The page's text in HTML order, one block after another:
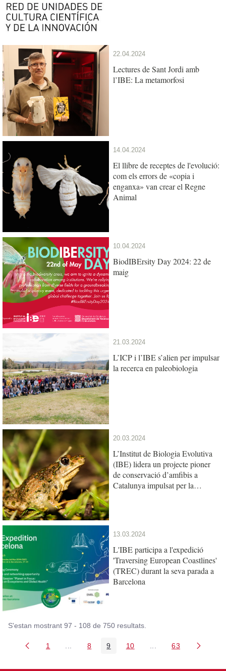
22.04.2024
Lectures de Sant Jordi amb
l’IBE: La metamorfosi
14.04.2024
El llibre de receptes de l'evolució:
com els errors de «copia i
enganxa» van crear el Regne
Animal
10.04.2024
BiodIBErsity Day 2024: 22 de
maig
21.03.2024
L’ICP i l’IBE s’alien per impulsar
la recerca en paleobiologia
20.03.2024
L’Institut de Biologia Evolutiva
(IBE) lidera un projecte pioner
de conservació d’amfibis a
Catalunya impulsat per la
13.03.2024
L'IBE participa a l'expedició
'Traversing European Coastlines'
(TREC) durant la seva parada a
Barcelona
S'estan mostrant 97 - 108 de 750 resultats.
Pàgina
1 Pàgines intermèdies Utilitzeu TAB per
Pàgina
8 Pàgina
9 Pàgina
10 Pàgines intermèdies
Pàgina
63